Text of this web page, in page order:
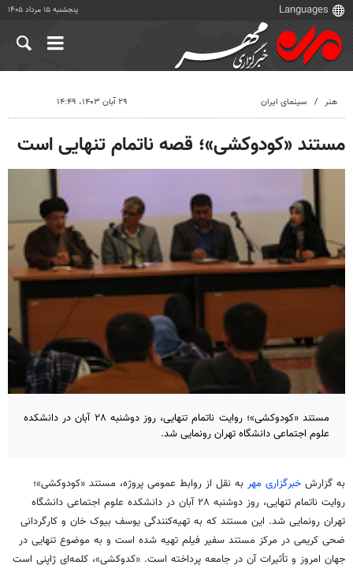
پنجشنبه ۱۵ مرداد ۱۴۰۵
هنر سینمای ایران ۲۹ آبان ۱۴۰۳، ۱۴:۴۹
مستند «کودوکشی»؛ قصه ناتمام تنهایی است
مستند «کودوکشی»؛ روایت ناتمام تنهایی، روز دوشنبه ۲۸ آبان در دانشکده
علوم اجتماعی دانشگاه تهران رونمایی شد.
به گزارش خبرگزاری مهر به نقل از روابط عمومی پروژه، مستند «کودوکشی»؛
روایت ناتمام تنهایی، روز دوشنبه ۲۸ آبان در دانشکده علوم اجتماعی دانشگاه
تهران رونمایی شد. این مستند که به تهیه‌کنندگی یوسف بیوک خان و کارگردانی
ضحی کریمی در مرکز مستند سفیر فیلم تهیه شده است و به موضوع تنهایی در
جهان امروز و تأثیرات آن در جامعه پرداخته است. «کدوکشی»، کلمه‌ای ژاپنی است